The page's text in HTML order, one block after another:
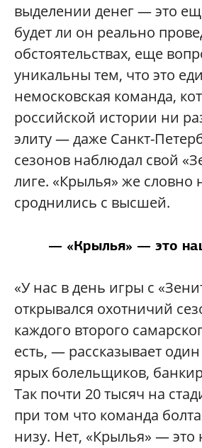
выделении денег — это
будет ли он реально
обстоятельствах, еще
уникальны тем, что это
немосковская команда,
российской истории ни
элиту — даже Санкт-
сезонов наблюдал свой
лиге. «Крылья» же словно
сроднились с высшей.
— «Крылья» — это
«У нас в день игры с
открывался охотничий
каждого второго
есть, — рассказывает
ярых болельщиков,
Так почти 20 тысяч на
при том что команда
низу. Нет, «Крылья» — это